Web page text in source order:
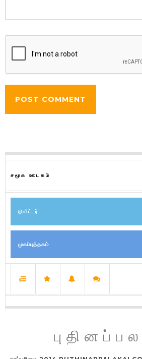
சமூக ஊடகம்
டுவிட்டர்
முகப்புத்தகம்